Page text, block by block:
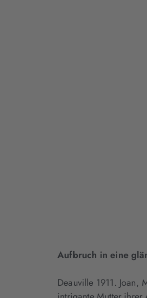
Aufbruch in eine
Deauville 1911. Joan,